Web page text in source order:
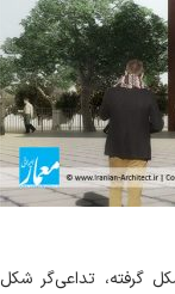
گرفته، تداعی‌گر شکل